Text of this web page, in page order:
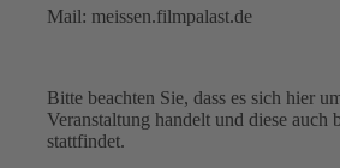
Mail: meissen.filmpalast.de
Bitte beachten Sie, dass es sich hier
Veranstaltung handelt und diese auch
stattfindet.